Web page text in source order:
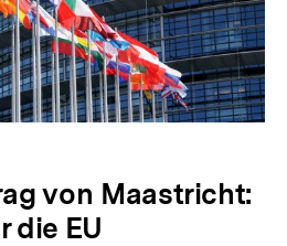
von Maastricht:
die EU